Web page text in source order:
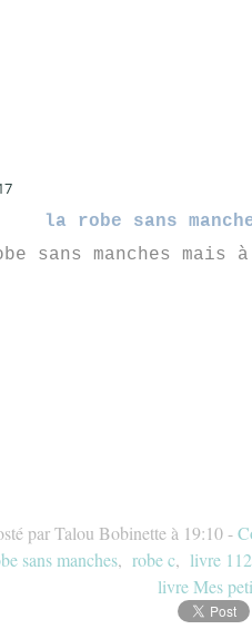
la robe sans
par Talou Bobinette à 19:10 -
sans manches, robe c, livre
livre Mes